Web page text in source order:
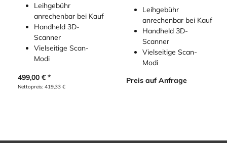
Leihgebühr
anrechenbar bei Kauf
Handheld 3D-
Scanner
Vielseitige Scan-
Modi
499,00 €
Nettopreis: 419,33 €
Leihgebühr
anrechenbar bei Kauf
Handheld 3D-
Scanner
Vielseitige Scan-
Modi
Preis auf Anfrage